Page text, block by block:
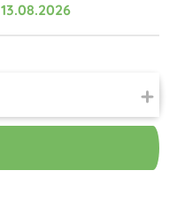
13.08.2026